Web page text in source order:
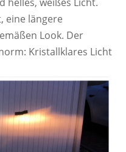
eine längere
Look. Der
Kristallklares Licht